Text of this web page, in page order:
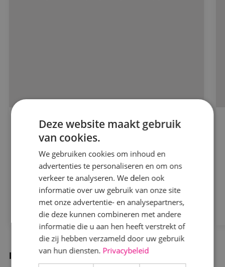
BINK was totaalinstallateur voor de
grootste archeologische schatkamer van
Nederland!
Giesbers Ontwikkelen en Bouwen
Bekijk project
Inbraakrisico in kaart brengen met de VRKI
Deze website maakt gebruik
van cookies.
We gebruiken cookies om inhoud en
advertenties te personaliseren en om ons
verkeer te analyseren. We delen ook
informatie over uw gebruik van onze site
met onze advertentie- en analysepartners,
die deze kunnen combineren met andere
informatie die u aan hen heeft verstrekt of
die zij hebben verzameld door uw gebruik
van hun diensten. Privacybeleid